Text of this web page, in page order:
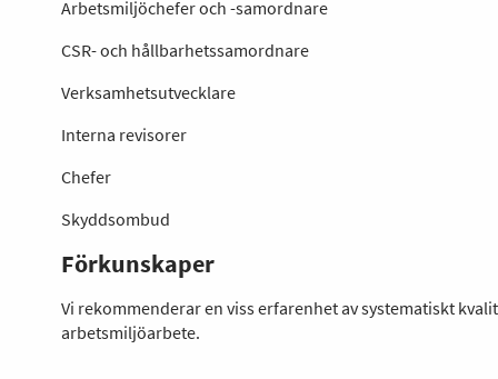
Arbetsmiljöchefer och -samordnare
CSR- och hållbarhetssamordnare
Verksamhetsutvecklare
Interna revisorer
Chefer
Skyddsombud
Förkunskaper
Vi rekommenderar en viss erfarenhet av systematiskt
arbetsmiljöarbete.